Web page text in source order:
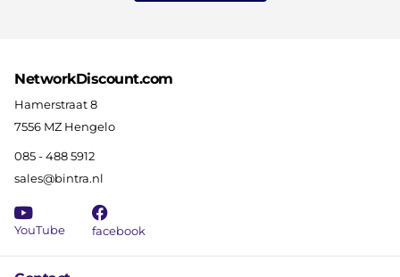
NetworkDiscount.com
Hamerstraat 8
7556 MZ Hengelo
085 - 488 5912
sales@bintra.nl
YouTube facebook